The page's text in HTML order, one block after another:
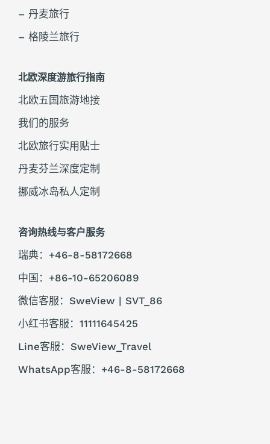
– 丹麦旅行
– 格陵兰旅行
北欧深度游旅行指南
北欧五国旅游地接
我们的服务
北欧旅行实用贴士
丹麦芬兰深度定制
挪威冰岛私人定制
咨询热线与客户服务
瑞典：+46-8-58172668
中国：+86-10-65206089
微信客服：SweView | SVT_86
小红书客服：11111645425
Line客服：SweView_Travel
WhatsApp客服：+46-8-58172668